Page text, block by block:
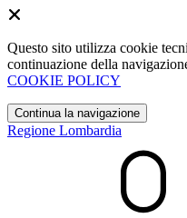
Questo sito utilizza cookie
continuazione della
COOKIE POLICY
Continua la navigazione
Regione Lombardia